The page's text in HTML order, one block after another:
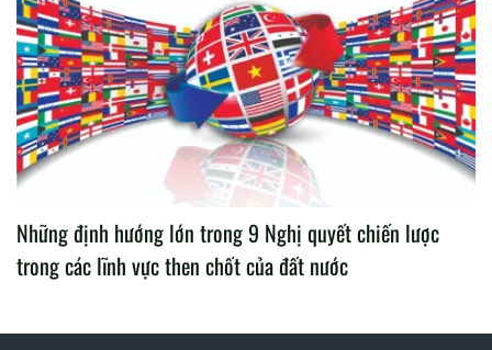
Những định hướng lớn trong 9 Nghị quyết chiến lược
trong các lĩnh vực then chốt của đất nước